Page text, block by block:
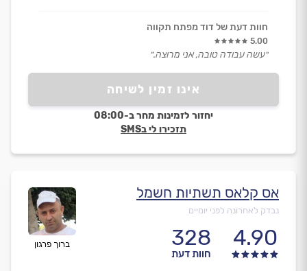
אינו זמין לשיחה
יחזור לזמינות מחר ב-08:00
תזכירו לי בSMS
חוות דעת של דוד מפתח תקווה
5.00
״עשה עבודה טובה, אני מרוצה.״
ברוך פרגון
אס קלאס תשתיות חשמל
נבדק לאחרונה לפני יומיים
4.90
328
חוות דעת